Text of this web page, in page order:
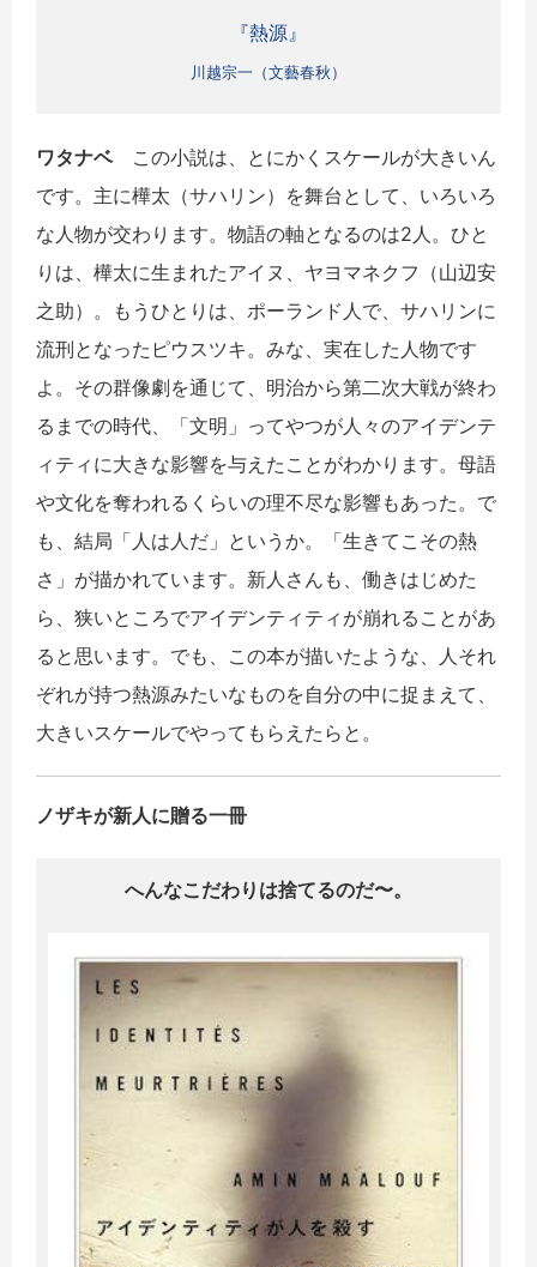
『熱源』
川越宗一（文藝春秋）
ワタナベこの小説は、とにかくスケールが大きいん
です。主に樺太（サハリン）を舞台として、いろいろ
な人物が交わります。物語の軸となるのは2人。ひと
りは、樺太に生まれたアイヌ、ヤヨマネクフ（山辺安
之助）。もうひとりは、ポーランド人で、サハリンに
流刑となったピウスツキ。みな、実在した人物です
よ。その群像劇を通じて、明治から第二次大戦が終わ
るまでの時代、「文明」ってやつが人々のアイデンテ
ィティに大きな影響を与えたことがわかります。母語
や文化を奪われるくらいの理不尽な影響もあった。で
も、結局「人は人だ」というか。「生きてこその熱
さ」が描かれています。新人さんも、働きはじめた
ら、狭いところでアイデンティティが崩れることがあ
ると思います。でも、この本が描いたような、人それ
ぞれが持つ熱源みたいなものを自分の中に捉まえて、
大きいスケールでやってもらえたらと。
ノザキが新人に贈る一冊
へんなこだわりは捨てるのだ〜。